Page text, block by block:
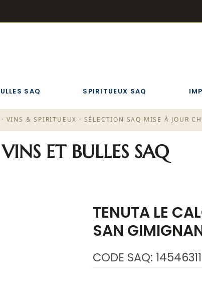
SAQ SPIRITUEUX SAQ
VINS & SPIRITUEUX · SÉLECTION SAQ MISE À JOUR
VINS ET BULLES SAQ
TENUTA LE
SAN
CODE SAQ: 14546311